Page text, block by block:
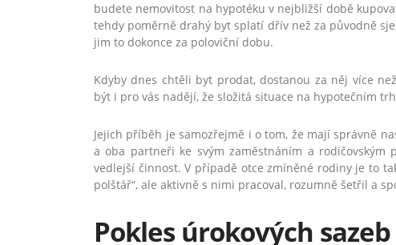
budete nemovitost na hypotéku v nejbližší době
tehdy poměrně drahý byt splatí dřív než za původně
jim to dokonce za poloviční dobu.
Kdyby dnes chtěli byt prodat, dostanou za něj více
být i pro vás nadějí, že složitá situace na hypotečním
Jejich příběh je samozřejmě i o tom, že mají správně
a oba partneři ke svým zaměstnáním a rodičovským
vedlejší činnost. V případě otce zmíněné rodiny je to
polštář“, ale aktivně s nimi pracoval, rozumně šetřil a
Pokles úrokových